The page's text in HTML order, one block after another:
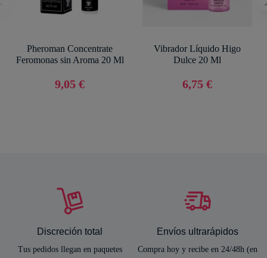
Pheroman Concentrate
Feromonas sin Aroma 20 Ml
9,05 €
Vibrador Líquido Higo
Dulce 20 Ml
6,75 €
Discreción total
Tus pedidos llegan en paquetes
Envíos ultrarápidos
Compra hoy y recibe en 24/48h (en